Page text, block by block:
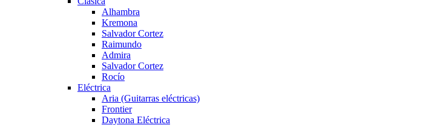
Alhambra
Kremona
Salvador Cortez
Raimundo
Admira
Salvador Cortez
Rocío
Eléctrica
Aria (Guitarras eléctricas)
Frontier
Daytona Eléctrica